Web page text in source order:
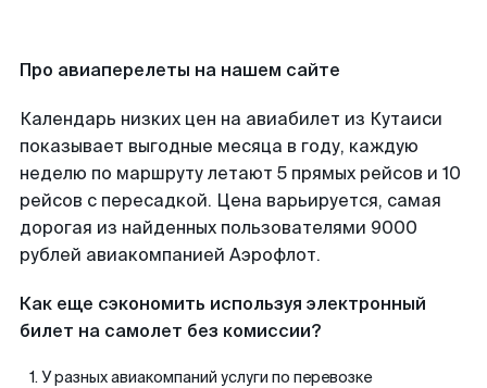
Про авиаперелеты на нашем сайте
Календарь низких цен на авиабилет из Кутаиси
показывает выгодные месяца в году, каждую
неделю по маршруту летают 5 прямых рейсов и 10
рейсов с пересадкой. Цена варьируется, самая
дорогая из найденных пользователями 9000
рублей авиакомпанией Аэрофлот.
Как еще сэкономить используя электронный
билет на самолет без комиссии?
У разных авиакомпаний услуги по перевозке